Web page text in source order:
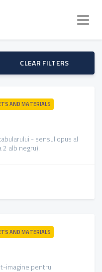
CLEAR FILTERS
AND MATERIALS
- sensul opus al
alb negru).
AND MATERIALS
imagine pentru